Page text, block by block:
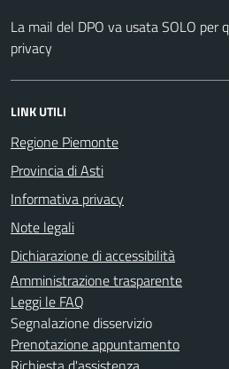
La mail del DPO va usata SOLO per
privacy
LINK UTILI
Regione Piemonte
Provincia di Asti
Informativa privacy
Note legali
Dichiarazione di accessibilità
Amministrazione trasparente
Leggi le FAQ
Segnalazione disservizio
Prenotazione appuntamento